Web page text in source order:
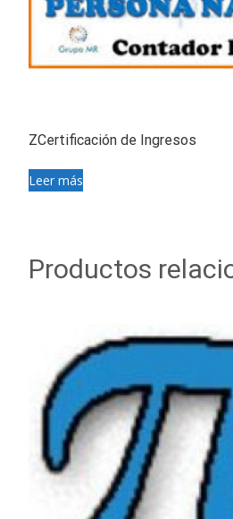
ZCertificación de Ingresos
Leer más
Productos